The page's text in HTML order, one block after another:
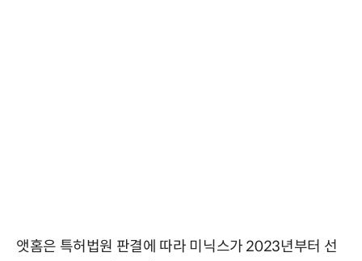
앳홈은 특허법원 판결에 따라 미닉스가 2023년부터 선